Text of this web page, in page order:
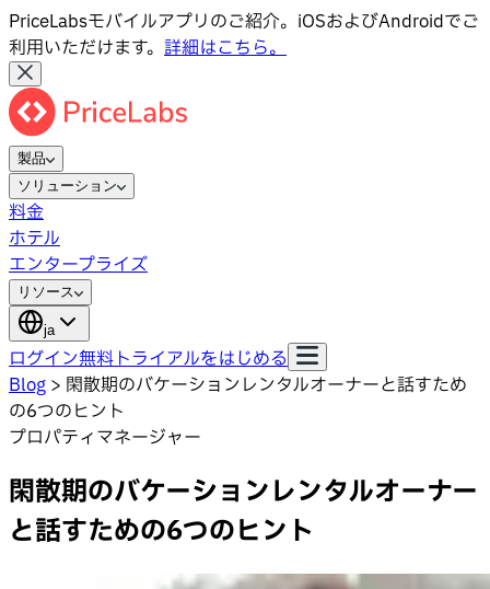
PriceLabsモバイルアプリのご紹介。iOSおよびAndroidでご
利用いただけます。 詳細はこちら。
製品
ソリューション
料金
ホテル
エンタープライズ
リソース
ja
ログイン無料トライアルをはじめる
Blog > 閑散期のバケーションレンタルオーナーと話すため
の6つのヒント
プロパティマネージャー
閑散期のバケーションレンタルオーナー
と話すための6つのヒント